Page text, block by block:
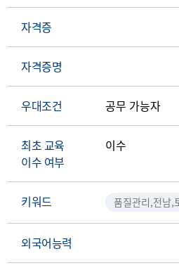
자격증
자격증명
우대조건 공무 가능자
최초 교육
이수 여부
이수
키워드 품질관리,전남,
외국어능력